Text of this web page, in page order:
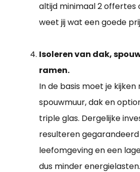
altijd minimaal 2 offertes
weet jij wat een goede
Isoleren van dak,
ramen.
In de basis moet je kijken
spouwmuur, dak en
triple glas. Dergelijke
resulteren
leefomgeving en een
dus minder